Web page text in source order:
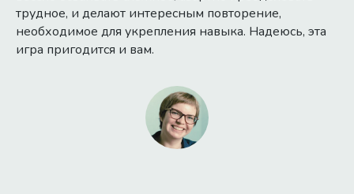
трудное, и делают интересным повторение,
необходимое для укрепления навыка. Надеюсь, эта
игра пригодится и вам.